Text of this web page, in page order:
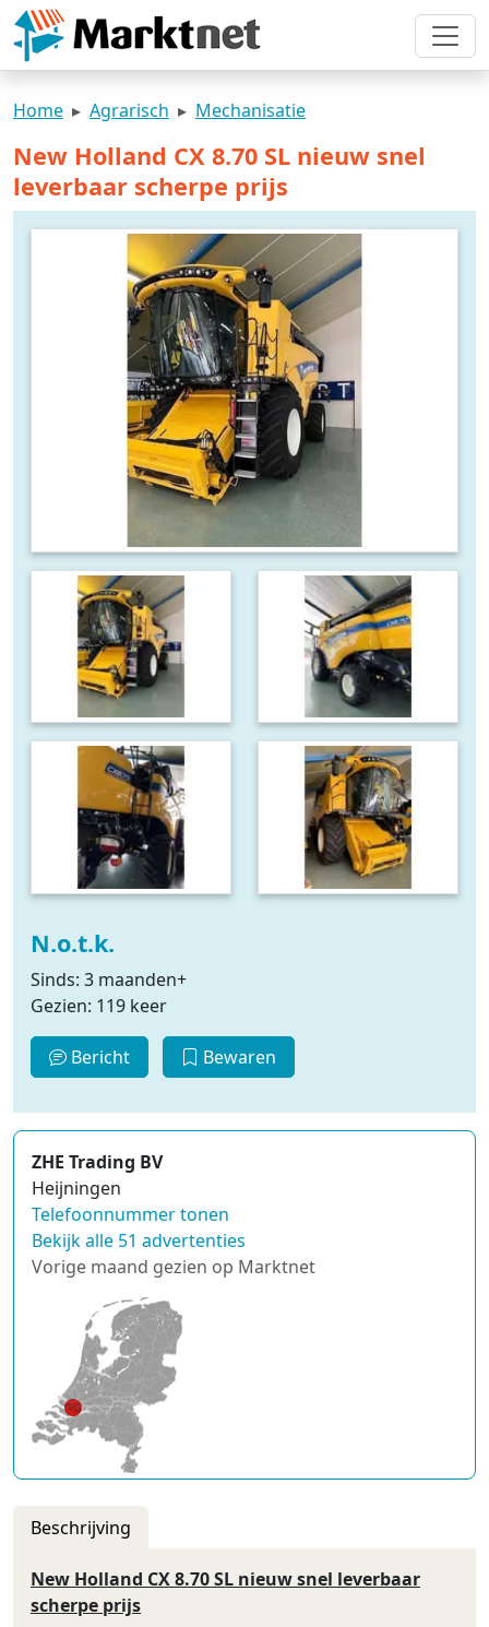
Home Agrarisch Mechanisatie
New Holland CX 8.70 SL nieuw snel
leverbaar scherpe prijs
N.o.t.k.
Sinds: 3 maanden+
Gezien: 119 keer
Bericht Bewaren
ZHE Trading BV
Heijningen
Telefoonnummer tonen
Bekijk alle 51 advertenties
Vorige maand gezien op Marktnet
Beschrijving
New Holland CX 8.70 SL nieuw snel leverbaar
scherpe prijs